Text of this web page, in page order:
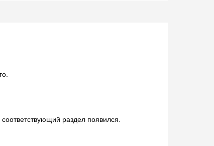
раздел появился.